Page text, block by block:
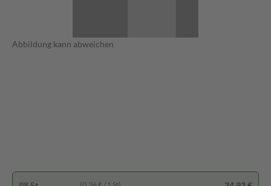
Abbildung kann abweichen